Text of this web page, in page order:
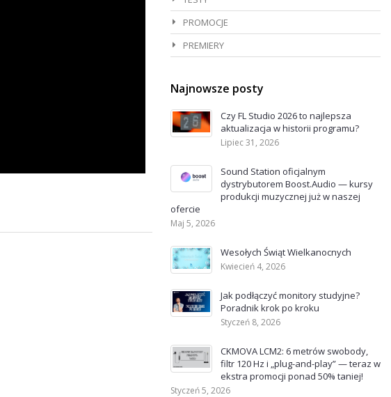
PROMOCJE
PREMIERY
Najnowsze posty
Czy FL Studio 2026 to najlepsza
aktualizacja w historii programu?
Lipiec 31, 2026
Sound Station oficjalnym
dystrybutorem Boost.Audio — kursy
produkcji muzycznej już w naszej
ofercie
Maj 5, 2026
Wesołych Świąt Wielkanocnych
Kwiecień 4, 2026
Jak podłączyć monitory studyjne?
Poradnik krok po kroku
Styczeń 8, 2026
CKMOVA LCM2: 6 metrów swobody,
filtr 120 Hz i „plug-and-play” — teraz w
ekstra promocji ponad 50% taniej!
Styczeń 5, 2026